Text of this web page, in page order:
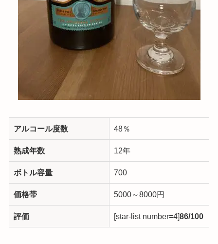
アルコール度数 48％
熟成年数 12年
ボトル容量 700
価格帯 5000～8000円
評価 [star-list number=4]86/100